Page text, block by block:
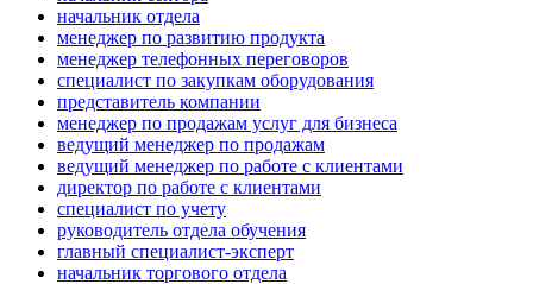
начальник отдела
менеджер по развитию продукта
менеджер телефонных переговоров
специалист по закупкам оборудования
представитель компании
менеджер по продажам услуг для бизнеса
ведущий менеджер по продажам
ведущий менеджер по работе с клиентами
директор по работе с клиентами
специалист по учету
руководитель отдела обучения
главный специалист-эксперт
начальник торгового отдела